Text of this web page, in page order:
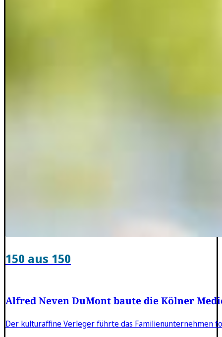
150 aus 150
Alfred Neven DuMont baute die Kölner
Der kulturaffine Verleger führte das Familienunternehmen